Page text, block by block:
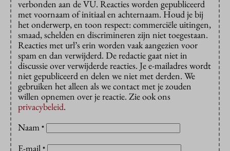
verbonden aan de VU. Reacties worden gepubliceerd
met voornaam of initiaal en achternaam. Houd je bij
het onderwerp, en toon respect: commerciële uitingen,
smaad, schelden en discrimineren zijn niet toegestaan.
Reacties met url’s erin worden vaak aangezien voor
spam en dan verwijderd. De redactie gaat niet in
discussie over verwijderde reacties. Je e-mailadres wordt
niet gepubliceerd en delen we niet met derden. We
gebruiken het alleen als we contact met je zouden
willen opnemen over je reactie. Zie ook ons
privacybeleid.
Naam *
E-mail *